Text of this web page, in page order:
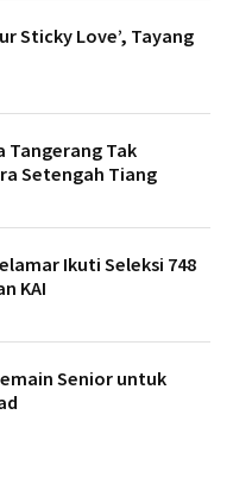
Sticky Love’, Tayang
Tangerang Tak
Setengah Tiang
Ikuti Seleksi 748
KAI
Senior untuk